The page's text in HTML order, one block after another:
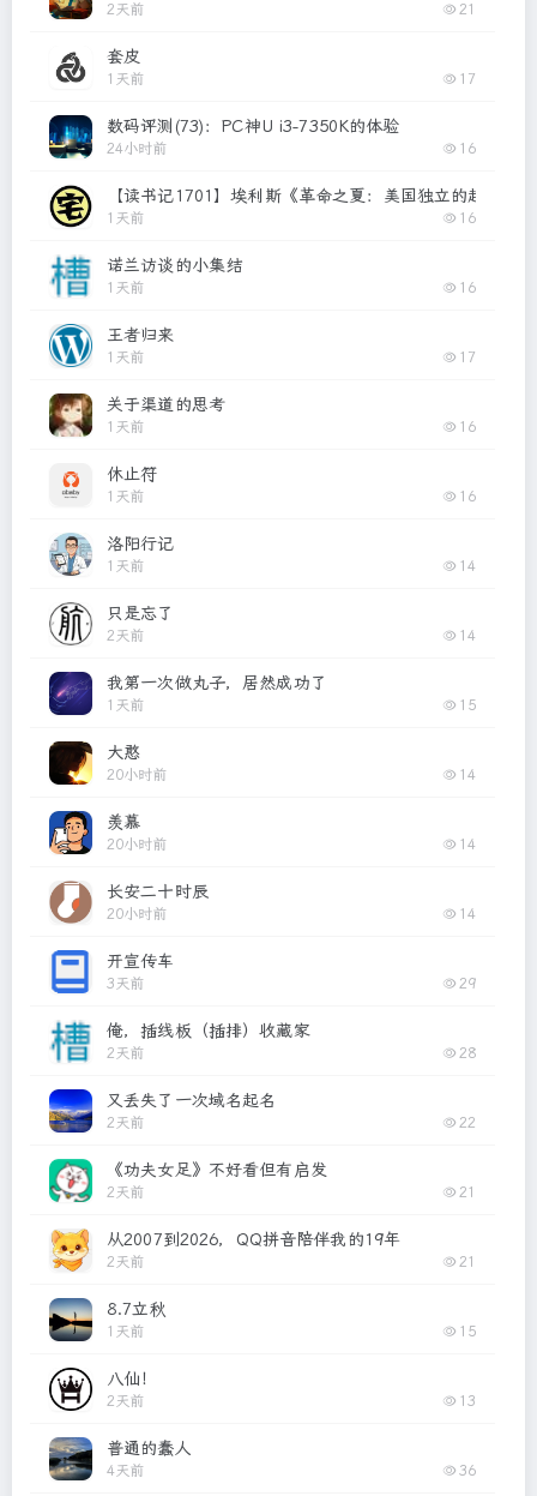
2天前 21
套皮
1天前 17
数码评测(73)：PC神U i3-7350K的体验
24小时前 16
【读书记1701】埃利斯《革命之夏：美国独立的起源》
1天前 16
诺兰访谈的小集结
1天前 16
王者归来
1天前 17
关于渠道的思考
1天前 16
休止符
1天前 16
洛阳行记
1天前 14
只是忘了
2天前 14
我第一次做丸子，居然成功了
1天前 15
大憨
20小时前 14
羡慕
20小时前 14
长安二十时辰
20小时前 14
开宣传车
3天前 29
俺，插线板（插排）收藏家
2天前 28
又丢失了一次域名起名
2天前 22
《功夫女足》不好看但有启发
2天前 21
从2007到2026，QQ拼音陪伴我的19年
2天前 21
8.7立秋
1天前 15
八仙！
2天前 13
普通的蠢人
4天前 36